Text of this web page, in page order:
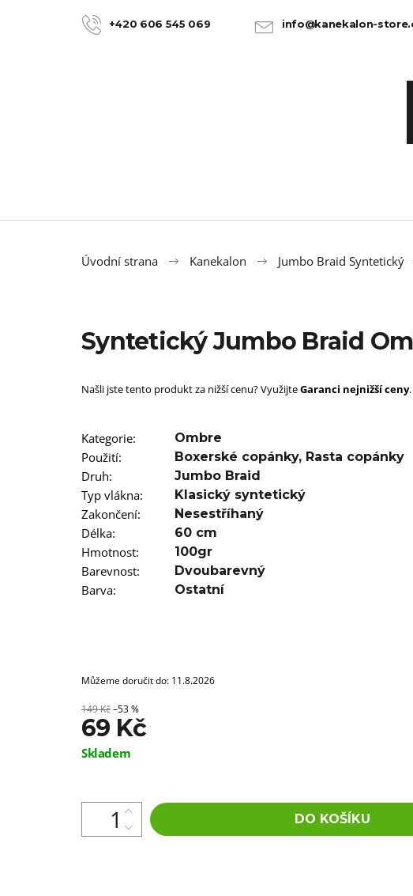
+420 606 545 069 info@kanekalon-
Úvodní strana Kanekalon Jumbo Braid Syntetický
Syntetický Jumbo Braid
Našli jste tento produkt za nižší cenu? VyužijteGaranci nejnižší ceny
Kategorie: Ombre
Použití: Boxerské copánky, Rasta copánky
Druh: Jumbo Braid
Typ vlákna: Klasický syntetický
Zakončení: Nesestříhaný
Délka: 60 cm
Hmotnost: 100gr
Barevnost: Dvoubarevný
Barva: Ostatní
Můžeme doručit do: 11.8.2026
149 Kč–53 %
69 Kč
Měrná
Skladem
DO KOŠÍKU
100% JUMBO BRAID KANEKALON 22
SUPERBRAID
Původně:149 Kč
100% EZ